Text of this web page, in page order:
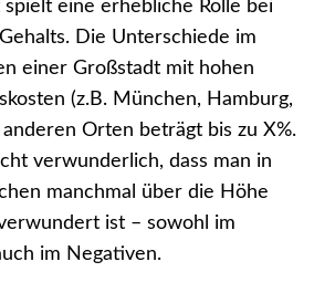
eine erhebliche Rolle bei
Die Unterschiede im
einer Großstadt mit hohen
(z.B. München, Hamburg,
Orten beträgt bis zu X%.
verwunderlich, dass man in
manchmal über die Höhe
ist – sowohl im
im Negativen.